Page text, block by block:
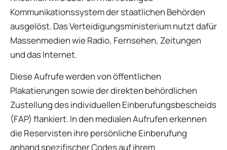
Kommunikationssystem der staatlichen Behörden
ausgelöst. Das Verteidigungsministerium nutzt dafür
Massenmedien wie Radio, Fernsehen, Zeitungen
und das Internet.
Diese Aufrufe werden von öffentlichen
Plakatierungen sowie der direkten behördlichen
Zustellung des individuellen Einberufungsbescheids
(FAP) flankiert. In den medialen Aufrufen erkennen
die Reservisten ihre persönliche Einberufung
anhand spezifischer Codes auf ihrem